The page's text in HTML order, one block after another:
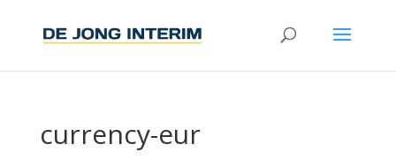
currency-eur